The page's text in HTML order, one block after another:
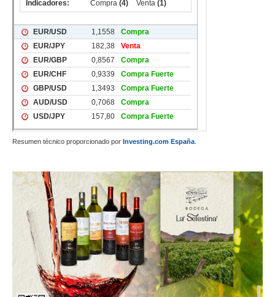
Resumen técnico proporcionado por Investing.com España